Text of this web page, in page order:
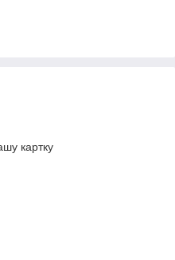
картку